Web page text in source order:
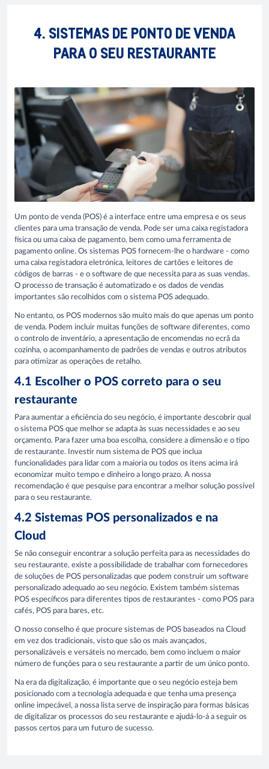
4. SISTEMAS DE PONTO DE VENDA
PARA O SEU RESTAURANTE
Um ponto de venda (POS) é a interface entre uma empresa e os seus
clientes para uma transação de venda. Pode ser uma caixa registadora
física ou uma caixa de pagamento, bem como uma ferramenta de
pagamento online. Os sistemas POS fornecem-lhe o hardware - como
uma caixa registadora eletrónica, leitores de cartões e leitores de
códigos de barras - e o software de que necessita para as suas vendas.
O processo de transação é automatizado e os dados de vendas
importantes são recolhidos com o sistema POS adequado.
No entanto, os POS modernos são muito mais do que apenas um ponto
de venda. Podem incluir muitas funções de software diferentes, como
o controlo de inventário, a apresentação de encomendas no ecrã da
cozinha, o acompanhamento de padrões de vendas e outros atributos
para otimizar as operações de retalho.
4.1 Escolher o POS correto para o seu
restaurante
Para aumentar a eficiência do seu negócio, é importante descobrir qual
o sistema POS que melhor se adapta às suas necessidades e ao seu
orçamento. Para fazer uma boa escolha, considere a dimensão e o tipo
de restaurante. Investir num sistema de POS que inclua
funcionalidades para lidar com a maioria ou todos os itens acima irá
economizar muito tempo e dinheiro a longo prazo. A nossa
recomendação é que pesquise para encontrar a melhor solução possível
para o seu restaurante.
4.2 Sistemas POS personalizados e na
Cloud
Se não conseguir encontrar a solução perfeita para as necessidades do
seu restaurante, existe a possibilidade de trabalhar com fornecedores
de soluções de POS personalizadas que podem construir um software
personalizado adequado ao seu negócio. Existem também sistemas
POS específicos para diferentes tipos de restaurantes - como POS para
cafés, POS para bares, etc.
O nosso conselho é que procure sistemas de POS baseados na Cloud
em vez dos tradicionais, visto que são os mais avançados,
personalizáveis e versáteis no mercado, bem como incluem o maior
número de funções para o seu restaurante a partir de um único ponto.
Na era da digitalização, é importante que o seu negócio esteja bem
posicionado com a tecnologia adequada e que tenha uma presença
online impecável, a nossa lista serve de inspiração para formas básicas
de digitalizar os processos do seu restaurante e ajudá-lo-á a seguir os
passos certos para um futuro de sucesso.